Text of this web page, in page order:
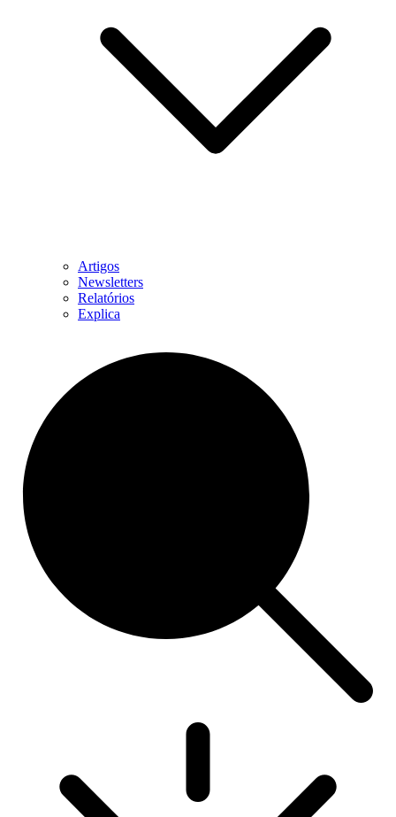
Artigos
Newsletters
Relatórios
Explica